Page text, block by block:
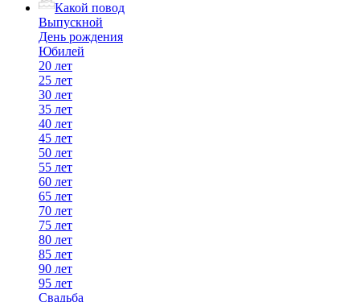
Какой повод
Выпускной
День рождения
Юбилей
20 лет
25 лет
30 лет
35 лет
40 лет
45 лет
50 лет
55 лет
60 лет
65 лет
70 лет
75 лет
80 лет
85 лет
90 лет
95 лет
Свадьба